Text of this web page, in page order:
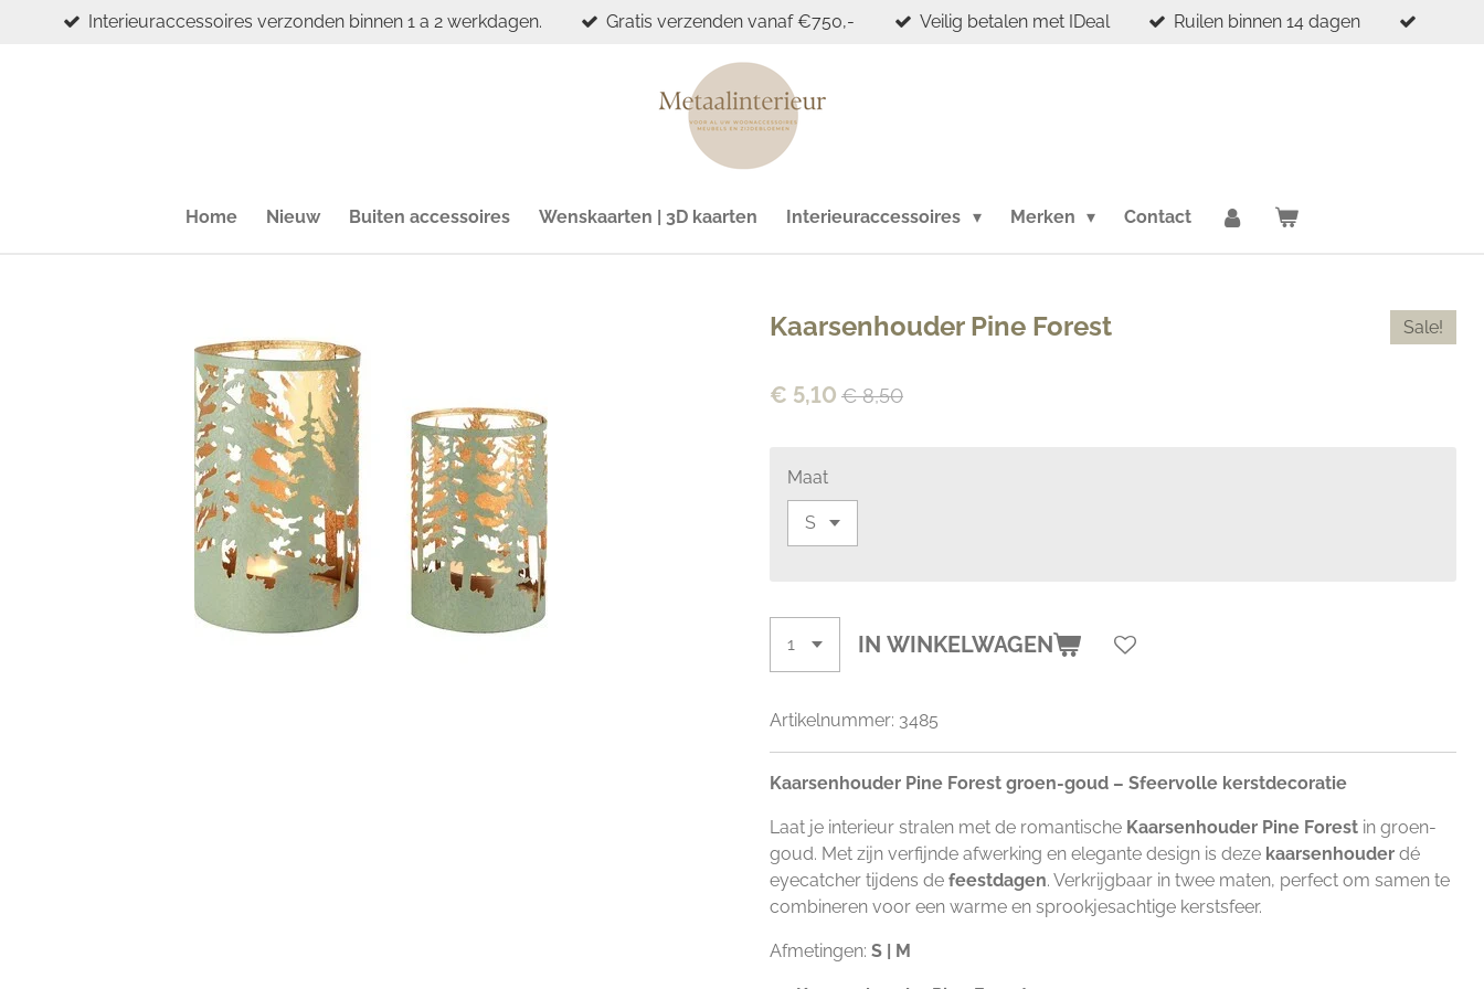
Interieuraccessoires verzonden binnen 1 a 2 werkdagen. Gratis verzenden vanaf €750,- Veilig betalen met IDeal Ruilen binnen 14 dagen
Home Nieuw Buiten accessoires Wenskaarten | 3D kaarten Interieuraccessoires Merken Contact
Kaarsenhouder Pine Forest Sale!
€ 5,10 € 8,50
Maat
IN WINKELWAGEN
Artikelnummer: 3485
Kaarsenhouder Pine Forest groen-goud – Sfeervolle kerstdecoratie
Laat je interieur stralen met de romantische Kaarsenhouder Pine Forest in groen-
goud. Met zijn verfijnde afwerking en elegante design is deze kaarsenhouder dé
eyecatcher tijdens de feestdagen. Verkrijgbaar in twee maten, perfect om samen te
combineren voor een warme en sprookjesachtige kerstsfeer.
Afmetingen: S | M